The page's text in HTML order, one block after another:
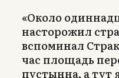
«Около
насторожил
вспоминал
час площадь
пустынна, а тут